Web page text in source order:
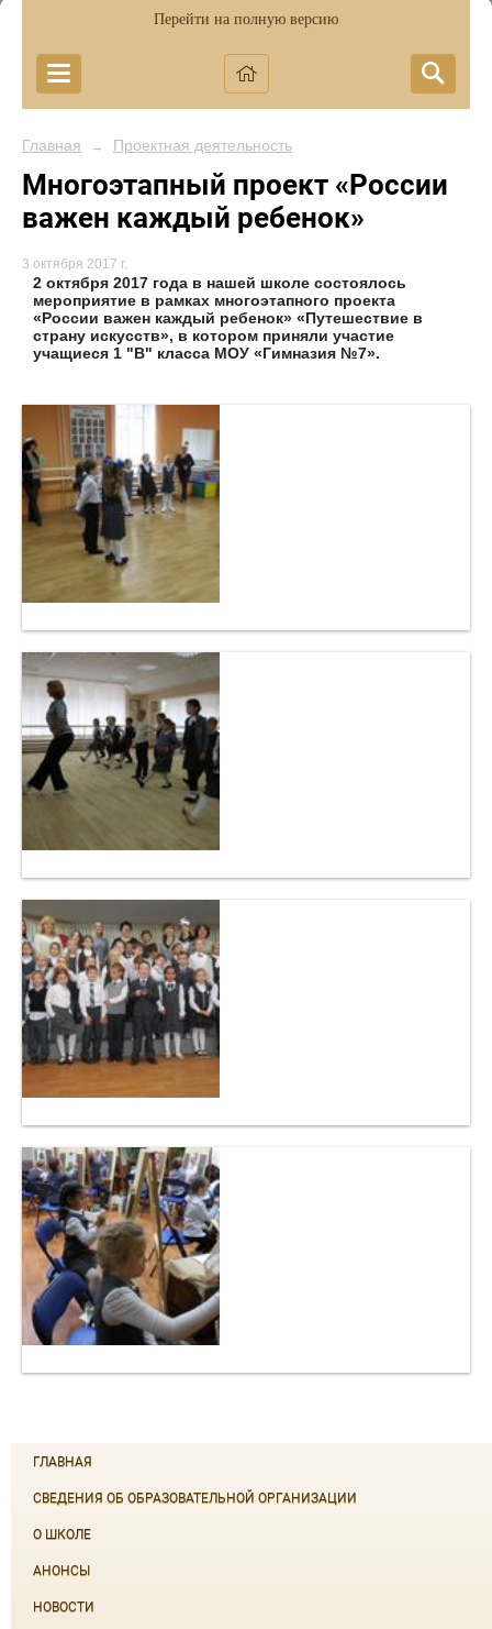
Перейти на полную версию
Главная → Проектная деятельность
Многоэтапный проект «России
важен каждый ребенок»
3 октября 2017 г.
2 октября 2017 года в нашей школе состоялось
мероприятие в рамках многоэтапного проекта
«России важен каждый ребенок» «Путешествие в
страну искусств», в котором приняли участие
учащиеся 1 "В" класса МОУ «Гимназия №7».
ГЛАВНАЯ
СВЕДЕНИЯ ОБ ОБРАЗОВАТЕЛЬНОЙ ОРГАНИЗАЦИИ
О ШКОЛЕ
АНОНСЫ
НОВОСТИ